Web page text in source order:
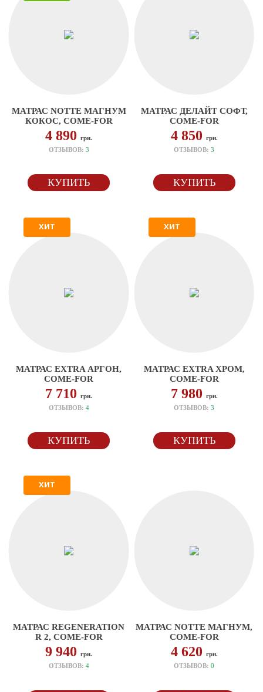
МАТРАС NOTTE МАГНУМ
КОКОС, COME-FOR
4 890грн.
ОТЗЫВОВ: 3
КУПИТЬ
МАТРАС ДЕЛАЙТ СОФТ,
COME-FOR
4 850 грн.
ОТЗЫВОВ:3
КУПИТЬ
ХИТ
МАТРАС EXTRA АРГОН,
COME-FOR
7 710грн.
ОТЗЫВОВ: 4
КУПИТЬ
ХИТ
МАТРАС EXTRA ХРОМ,
COME-FOR
7 980 грн.
ОТЗЫВОВ:3
КУПИТЬ
ХИТ
МАТРАС REGENERATION
R 2, COME-FOR
9 940грн.
ОТЗЫВОВ: 4
МАТРАС NOTTE МАГНУМ,
COME-FOR
4 620 грн.
ОТЗЫВОВ:0